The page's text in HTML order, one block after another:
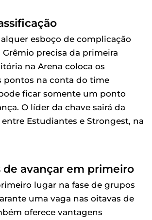
esboço de complicação
Grêmio precisa da primeira
na Arena coloca os
pontos na conta do time
ficar somente um ponto
O líder da chave sairá da
Estudiantes e Strongest, na
de avançar em primeiro
lugar na fase de grupos
uma vaga nas oitavas de
oferece vantagens